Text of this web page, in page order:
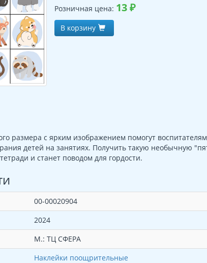
Розничная цена: 13₽
В корзину
размера с ярким изображением помогут
детей на занятиях. Получить такую необычную
и станет поводом для гордости.
00-00020904
2024
М.: ТЦ СФЕРА
Наклейки поощрительные